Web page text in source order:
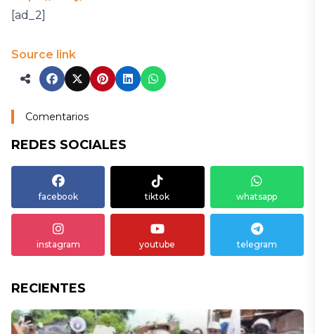
[ad_2]
Source link
Comentarios
REDES SOCIALES
facebook tiktok whatsapp
instagram youtube telegram
RECIENTES